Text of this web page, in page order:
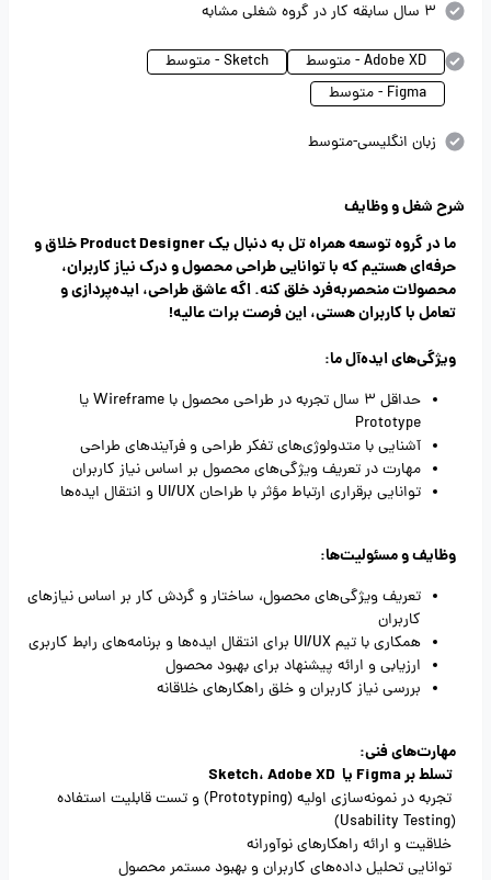
3 سال سابقه کار در گروه شغلی مشابه
Adobe XD - متوسط
Sketch - متوسط
Figma - متوسط
زبان انگلیسی-متوسط
شرح شغل و وظایف
ما در گروه توسعه همراه تل به دنبال یک Product Designer خلاق و
حرفه‌ای هستیم که با توانایی طراحی محصول و درک نیاز کاربران،
محصولات منحصر‌به‌فرد خلق کنه. اگه عاشق طراحی، ایده‌پردازی و
تعامل با کاربران هستی، این فرصت برات عالیه!
ویژگی‌های ایده‌آل ما:
حداقل 3 سال تجربه در طراحی محصول با Wireframe یا
Prototype
آشنایی با متدولوژی‌های تفکر طراحی و فرآیندهای طراحی
مهارت در تعریف ویژگی‌های محصول بر اساس نیاز کاربران
توانایی برقراری ارتباط مؤثر با طراحان UI/UX و انتقال ایده‌ها
وظایف و مسئولیت‌ها:
تعریف ویژگی‌های محصول، ساختار و گردش کار بر اساس نیازهای
کاربران
همکاری با تیم UI/UX برای انتقال ایده‌ها و برنامه‌های رابط کاربری
ارزیابی و ارائه پیشنهاد برای بهبود محصول
بررسی نیاز کاربران و خلق راهکارهای خلاقانه
مهارت‌های فنی:
تسلط بر Figma یا Sketch، Adobe XD
تجربه در نمونه‌سازی اولیه (Prototyping) و تست قابلیت استفاده
(Usability Testing)
خلاقیت و ارائه راهکارهای نوآورانه
توانایی تحلیل داده‌های کاربران و بهبود مستمر محصول